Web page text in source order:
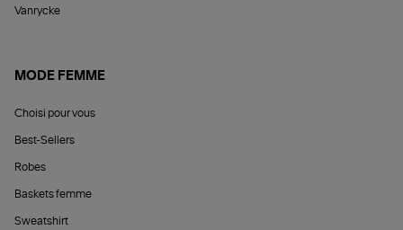
Vanrycke
MODE FEMME
Choisi pour vous
Best-Sellers
Robes
Baskets femme
Sweatshirt